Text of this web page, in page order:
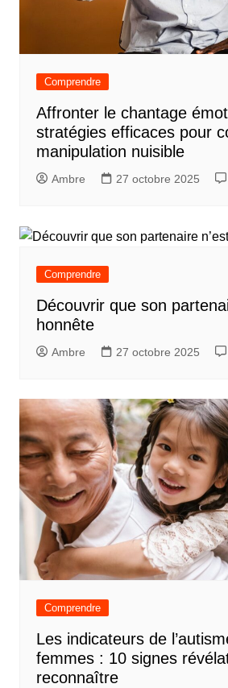
Comprendre
Affronter le chantage
stratégies efficaces pour
manipulation nuisible
Ambre 27 octobre 2025
Comprendre
Découvrir que son
honnête
Ambre 27 octobre 2025
Comprendre
Les indicateurs de
femmes : 10 signes
reconnaître